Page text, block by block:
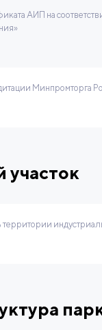
АИП на
Минпромторга
участок